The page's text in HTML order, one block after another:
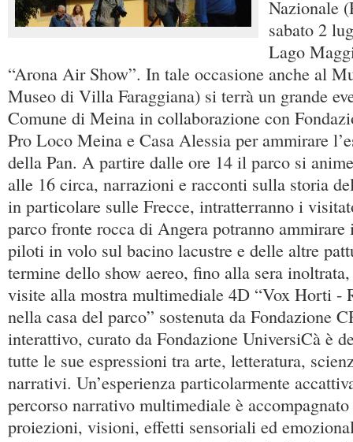
Nazionale
sabato 2
Lago
“Arona Air Show”. In tale occasione anche al
Museo di Villa Faraggiana) si terrà un grande
Comune di Meina in collaborazione con
Pro Loco Meina e Casa Alessia per ammirare
della Pan. A partire dalle ore 14 il parco si
alle 16 circa, narrazioni e racconti sulla storia
in particolare sulle Frecce, intratterranno i
parco fronte rocca di Angera potranno
piloti in volo sul bacino lacustre e delle altre
termine dello show aereo, fino alla sera
visite alla mostra multimediale 4D “Vox Horti -
nella casa del parco” sostenuta da Fondazione
interattivo, curato da Fondazione UniversiCà è
tutte le sue espressioni tra arte, letteratura,
narrativi. Un’esperienza particolarmente
percorso narrativo multimediale è
proiezioni, visioni, effetti sensoriali ed